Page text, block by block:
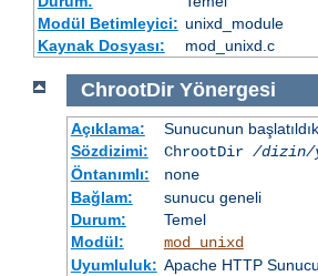
Modül Betimleyici: unixd_module
Kaynak Dosyası:
mod_unixd.c
ChrootDir Yönergesi
Açıklama:
Sunucunun
Sözdizimi:
ChrootDir /dizin/
Öntanımlı:
none
Bağlam:
sunucu geneli
Durum:
Temel
Modül:
mod_unixd
Uyumluluk: Apache HTTP